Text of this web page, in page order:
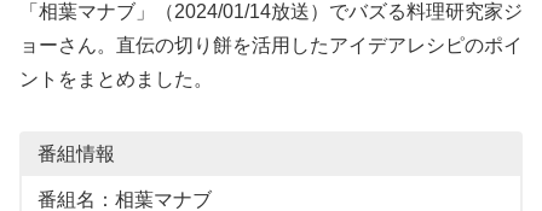
「相葉マナブ」（2024/01/14放送）でバズる料理研究家ジ
ョーさん。直伝の切り餅を活用したアイデアレシピのポイ
ントをまとめました。
番組情報
番組名：相葉マナブ